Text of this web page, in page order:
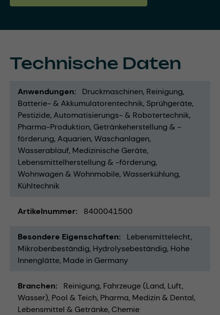
Technische Daten
Anwendungen Druckmaschinen Reinigung
Batterie- & Akkumulatorentechnik Sprühgeräte
Pestizide Automatisierungs- & Robotertechnik
Pharma-Produktion Getränkeherstellung & -
förderung Aquarien Waschanlagen
Wasserablauf Medizinische Geräte
Lebensmittelherstellung & -förderung
Wohnwagen & Wohnmobile Wasserkühlung
Kühltechnik
Artikelnummer 8400041500
Besondere Eigenschaften
Lebensmittelecht
Mikrobenbeständig Hydrolysebeständig Hohe
Innenglätte Made in Germany
Branchen Reinigung Fahrzeuge (Land, Luft,
Wasser) Pool & Teich Pharma Medizin & Dental
Lebensmittel & Getränke Chemie